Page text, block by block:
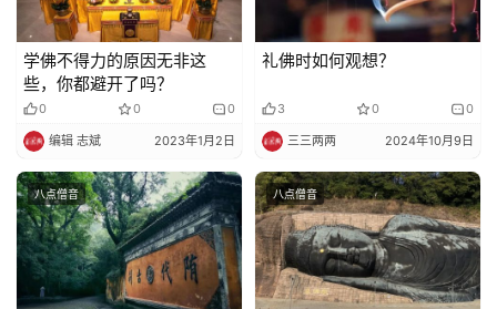
学佛不得力的原因无非这
些，你都避开了吗？
0 0 0
编辑 志斌 2023年1月2日
礼佛时如何观想？
3 0 0
三三两两 2024年10月9日
八点僧音 八点僧音